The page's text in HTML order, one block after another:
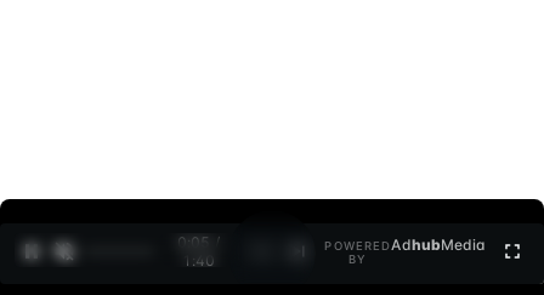
0:06 /
1:40
POWERED
BY
AdhubMedia